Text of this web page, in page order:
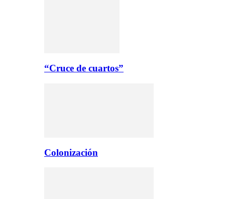
“Cruce de cuartos”
Colonización